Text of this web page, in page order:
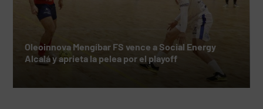
Oleoinnova Mengíbar FS vence a Social Energy
Alcalá y aprieta la pelea por el playoff